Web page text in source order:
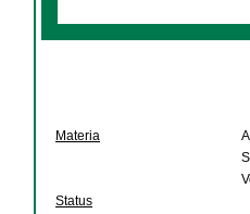
Materia
Status